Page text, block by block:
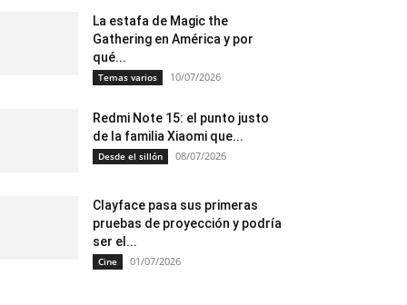
La estafa de Magic the
Gathering en América y por
qué...
Temas varios 10/07/2026
Redmi Note 15: el punto justo
de la familia Xiaomi que...
Desde el sillón 08/07/2026
Clayface pasa sus primeras
pruebas de proyección y podría
ser el...
Cine 01/07/2026